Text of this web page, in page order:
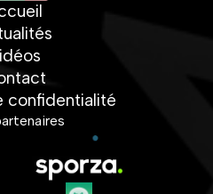
confidentialité